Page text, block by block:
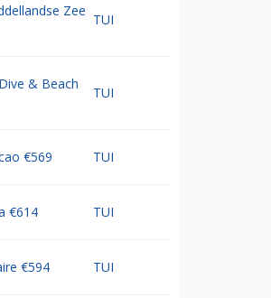
Zee
TUI
& Beach
TUI
€569 TUI
€614 TUI
€594 TUI